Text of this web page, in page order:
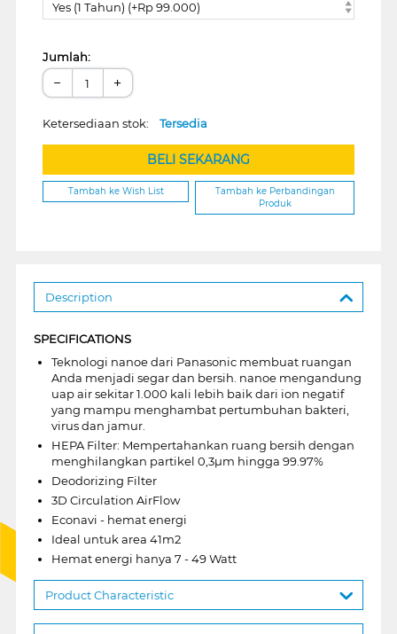
Yes (1 Tahun) (+Rp 99.000)
Jumlah:
− +
Ketersediaan stok: Tersedia
BELI SEKARANG
Tambah ke Wish List
Tambah ke Perbandingan
Produk
Description
SPECIFICATIONS
Teknologi nanoe dari Panasonic membuat ruangan
Anda menjadi segar dan bersih. nanoe mengandung
uap air sekitar 1.000 kali lebih baik dari ion negatif
yang mampu menghambat pertumbuhan bakteri,
virus dan jamur.
HEPA Filter: Mempertahankan ruang bersih dengan
menghilangkan partikel 0,3µm hingga 99.97%
Deodorizing Filter
3D Circulation AirFlow
Econavi - hemat energi
Ideal untuk area 41m2
Hemat energi hanya 7 - 49 Watt
Product Characteristic